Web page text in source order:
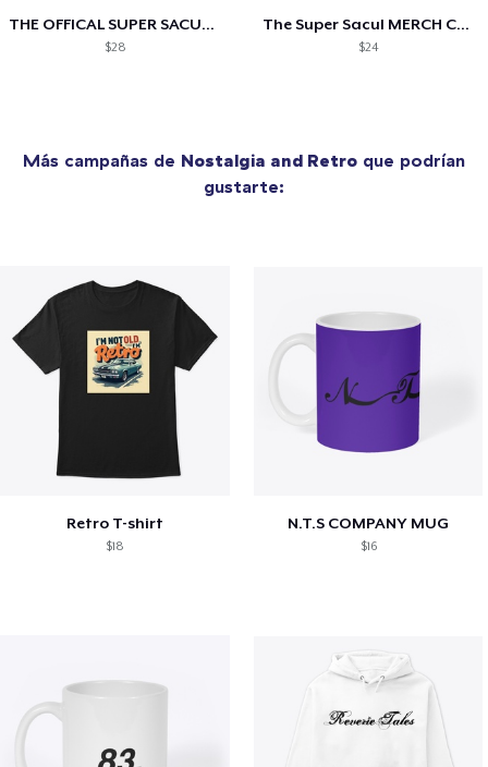
THE OFFICAL SUPER SACUL MERCH!!!
$28
The Super Sacul MERCH Collection!
$24
Más campañas de Nostalgia and Retro que podrían
gustarte:
Retro T-shirt
$18
N.T.S COMPANY MUG
$16